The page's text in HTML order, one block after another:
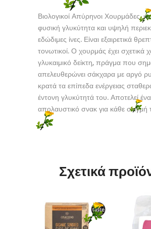
Βιολογικοί Απύρηνοι Χουρμάδες,
φυσική γλυκύτητα και υψηλή
εδώδιμες ίνες. Είναι εξαιρετικά
τονωτικοί. Ο χουρμάς έχει σχετικά
γλυκαιμικό δείκτη, πράγμα που
απελευθερώνει σάκχαρα με αργό
κρατά τα επίπεδα ενέργειας
έντονη γλυκύτητά του. Αποτελεί ένα
απολαυστικό σνακ για κάθε στιγμή
Σχετικά